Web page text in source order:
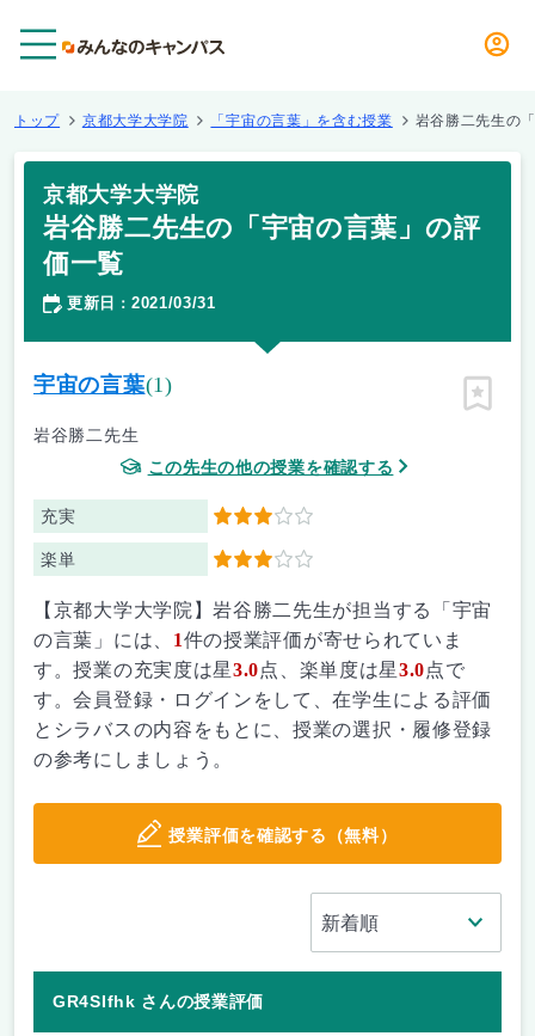
トップ 京都大学大学院 「宇宙の言葉」を含む授業 岩谷勝二先生の
京都大学大学院
岩谷勝二先生の「宇宙の言葉」の評
価一覧
更新日 ： 2021/03/31
宇宙の言葉(1)
岩谷勝二先生
この先生の他の授業を確認する
充実 3
楽単 3
ピン留
【京都大学大学院】岩谷勝二先生が担当する「宇宙
の言葉」には、 1件の授業評価が寄せられていま
す。授業の充実度は星3.0点、楽単度は星3.0点で
す。会員登録・ログインをして、在学生による評価
とシラバスの内容をもとに、授業の選択・履修登録
の参考にしましょう。
授業評価を確認する（無料）
GR4SIfhk さんの授業評価